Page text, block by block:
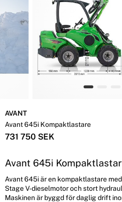
AVANT
Avant 645i Kompaktlastare
731 750 SEK
Avant 645i
Avant 645i är en kompaktlastare
Stage V-dieselmotor och stort
Maskinen är byggd för daglig drift